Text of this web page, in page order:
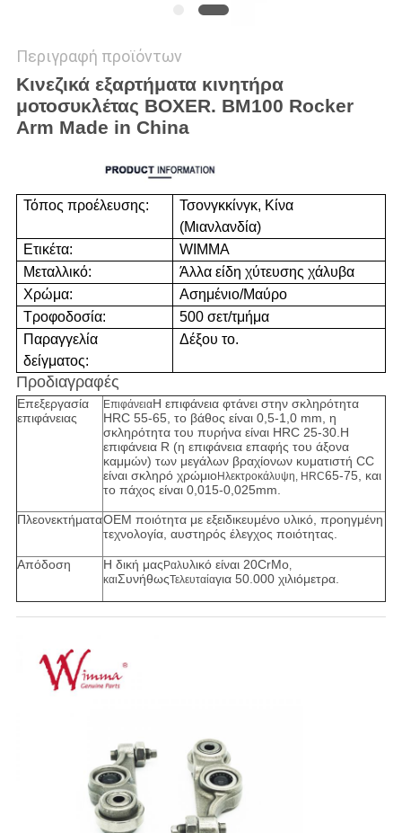
Περιγραφή προϊόντων
Κινεζικά εξαρτήματα κινητήρα
μοτοσυκλέτας BOXER. BM100 Rocker
Arm Made in China
Τόπος προέλευσης:
Τσονγκκίνγκ, Κίνα
(Μιανλανδία)
Ετικέτα:
WIMMA
Μεταλλικό:
Άλλα είδη χύτευσης χάλυβα
Χρώμα:
Ασημένιο/Μαύρο
Τροφοδοσία:
500 σετ/τμήμα
Παραγγελία
δείγματος:
Δέξου το.
Προδιαγραφές
Επεξεργασία
επιφάνειας
ΕπιφάνειαΗ επιφάνεια φτάνει στην σκληρότητα
HRC 55-65, το βάθος είναι 0,5-1,0 mm, η
σκληρότητα του πυρήνα είναι HRC 25-30.Η
επιφάνεια R (η επιφάνεια επαφής του άξονα
καμμών) των μεγάλων βραχίονων κυματιστή CC
είναι σκληρό χρώμιοΗλεκτροκάλυψη, HRC65-75, και
το πάχος είναι 0,015-0,025mm.
ΠλεονεκτήματαOEM ποιότητα με εξειδικευμένο υλικό, προηγμένη
τεχνολογία, αυστηρός έλεγχος ποιότητας.
Απόδοση Η δική μαςΡαλυλικό είναι 20CrMo,
καιΣυνήθωςΤελευταίαγια 50.000 χιλιόμετρα.